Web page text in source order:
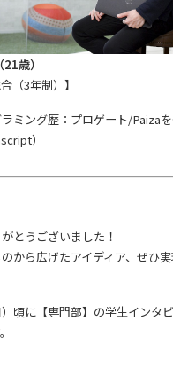
歳）
（3年制）】
ミング歴：プロゲート/Paiza
）
とうございました！
から広げたアイディア、ぜひ
頃に【専門部】の学生インタ